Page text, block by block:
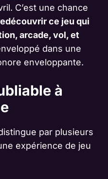
C’est une chance
ce jeu qui
arcade, vol, et
dans une
enveloppante.
à
par plusieurs
expérience de jeu